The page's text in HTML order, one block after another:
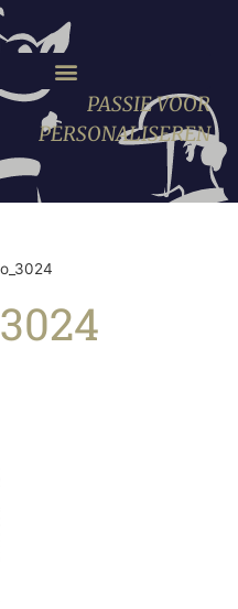
PASSIE VOOR
PERSONALISEREN